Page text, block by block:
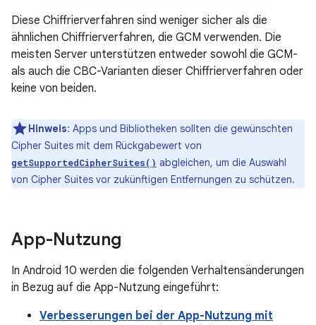
Diese Chiffrierverfahren sind weniger sicher als die
ähnlichen Chiffrierverfahren, die GCM verwenden. Die
meisten Server unterstützen entweder sowohl die GCM-
als auch die CBC-Varianten dieser Chiffrierverfahren oder
keine von beiden.
Hinweis: Apps und Bibliotheken sollten die gewünschten
Cipher Suites mit dem Rückgabewert von
getSupportedCipherSuites() abgleichen, um die Auswahl
von Cipher Suites vor zukünftigen Entfernungen zu schützen.
App-Nutzung
In Android 10 werden die folgenden Verhaltensänderungen
in Bezug auf die App-Nutzung eingeführt:
Verbesserungen bei der App-Nutzung mit